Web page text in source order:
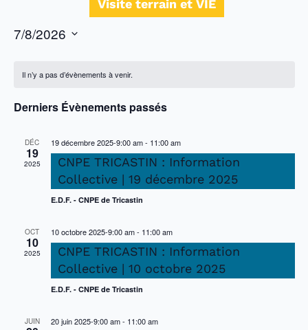
Visite terrain et VIE
7/8/2026
date.
Il n’y a pas d’évènements à venir.
Derniers Évènements passés
DÉC
19
2025
19 décembre 2025-9:00 am- 11:00 am
CNPE TRICASTIN : Information
Collective | 19 décembre 2025
E.D.F. - CNPE de Tricastin
OCT
10
2025
10 octobre 2025-9:00 am- 11:00 am
CNPE TRICASTIN : Information
Collective | 10 octobre 2025
E.D.F. - CNPE de Tricastin
JUIN 20 juin 2025-9:00 am- 11:00 am